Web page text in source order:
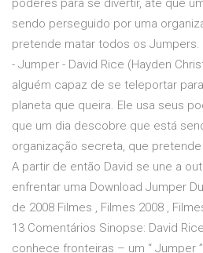
poderes para se divertir, até que
sendo perseguido por uma
pretende matar todos os Jumpers.
- Jumper - David Rice (Hayden
alguém capaz de se teleportar
planeta que queira. Ele usa seus
que um dia descobre que está
organização secreta, que
A partir de então David se une a
enfrentar uma Download Jumper
de 2008 Filmes , Filmes 2008 ,
13 Comentários Sinopse: David
conhece fronteiras – um “ Jumper